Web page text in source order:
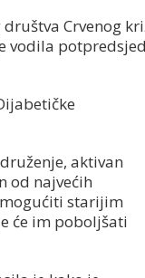
Crvenog
vodila
aktivan
od najvećih
starijim
će im poboljšati